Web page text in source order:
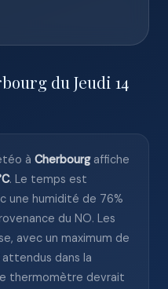
du Jeudi 14
à Cherbourgaffiche
. Le temps est
une humidité de 76%
du NO. Les
avec un maximum de
attendus dans la
thermomètre devrait